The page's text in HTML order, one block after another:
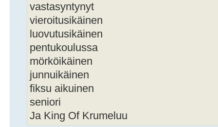
vastasyntynyt
vieroitusikäinen
luovutusikäinen
pentukoulussa
mörköikäinen
junnuikäinen
fiksu aikuinen
seniori
Ja King Of Krumeluu